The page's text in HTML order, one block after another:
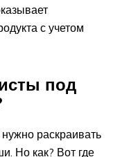
с учетом
под
раскраивать
Но как? Вот где